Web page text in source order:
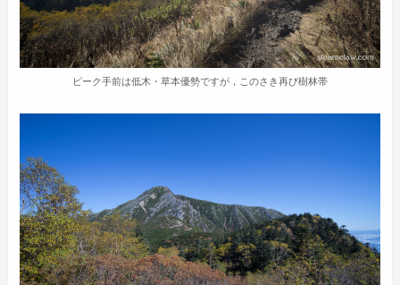
ピーク手前は低木・草本優勢ですが，このさき再び樹林帯